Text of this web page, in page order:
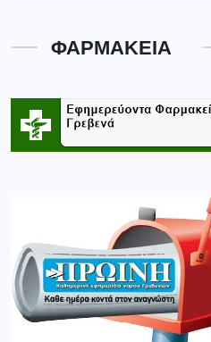
ΦΑΡΜΑΚΕΙΑ